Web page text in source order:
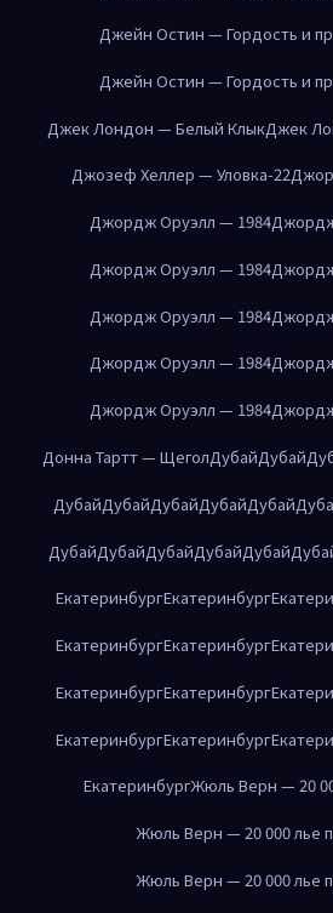
Джейн Остин — Гордость и
Джейн Остин — Гордость и
Джек Лондон — Белый КлыкДжек
Джозеф Хеллер — Уловка-22
Джордж Оруэлл — 1984
Джордж Оруэлл — 1984
Джордж Оруэлл — 1984
Джордж Оруэлл — 1984
Джордж Оруэлл — 1984
Донна Тартт — ЩеголДубайДубай
ДубайДубайДубайДубайДубай
ДубайДубайДубайДубайДубай
ЕкатеринбургЕкатеринбург
ЕкатеринбургЕкатеринбург
ЕкатеринбургЕкатеринбург
ЕкатеринбургЕкатеринбург
ЕкатеринбургЖюль Верн — 20
Жюль Верн — 20 000 лье
Жюль Верн — 20 000 лье